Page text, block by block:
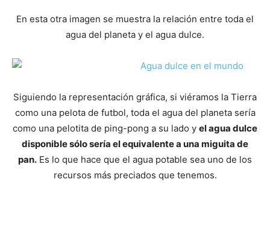
En esta otra imagen se muestra la relación entre toda el
agua del planeta y el agua dulce.
Siguiendo la representación gráfica, si viéramos la Tierra
como una pelota de futbol, toda el agua del planeta sería
como una pelotita de ping-pong a su lado y el agua dulce
disponible sólo sería el equivalente a una miguita de
pan. Es lo que hace que el agua potable sea uno de los
recursos más preciados que tenemos.